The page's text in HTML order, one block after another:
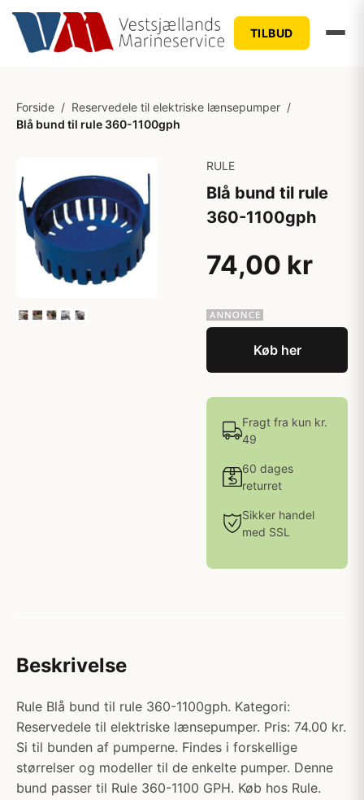
TILBUD
Forside / Reservedele til elektriske lænsepumper /
Blå bund til rule 360-1100gph
RULE
Blå bund til rule
360-1100gph
74,00 kr
Køb her
Fragt fra kun kr.
49
60 dages
returret
Sikker handel
med SSL
Beskrivelse
Rule Blå bund til rule 360-1100gph. Kategori:
Reservedele til elektriske lænsepumper. Pris: 74.00 kr.
Si til bunden af pumperne. Findes i forskellige
størrelser og modeller til de enkelte pumper. Denne
bund passer til Rule 360-1100 GPH. Køb hos Rule.